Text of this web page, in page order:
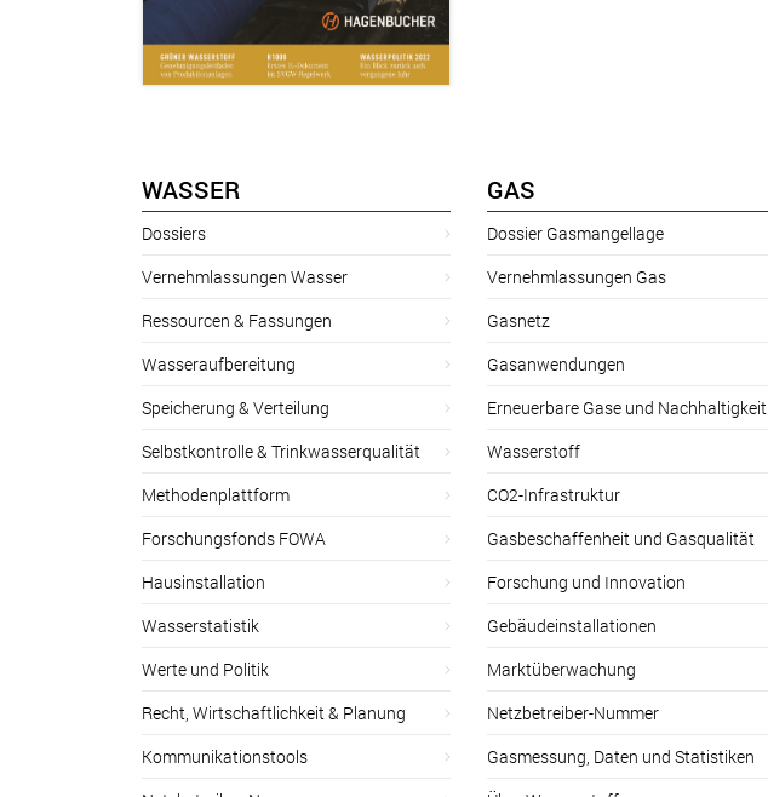
WASSER
Dossiers
Vernehmlassungen Wasser
Ressourcen & Fassungen
Wasseraufbereitung
Speicherung & Verteilung
Selbstkontrolle & Trinkwasserqualität
Methodenplattform
Forschungsfonds FOWA
Hausinstallation
Wasserstatistik
Werte und Politik
Recht, Wirtschaftlichkeit & Planung
Kommunikationstools
GAS
Dossier Gasmangellage
Vernehmlassungen Gas
Gasnetz
Gasanwendungen
Erneuerbare Gase und Nachhaltigkeit
Wasserstoff
CO2-Infrastruktur
Gasbeschaffenheit und Gasqualität
Forschung und Innovation
Gebäudeinstallationen
Marktüberwachung
Netzbetreiber-Nummer
Gasmessung, Daten und Statistiken